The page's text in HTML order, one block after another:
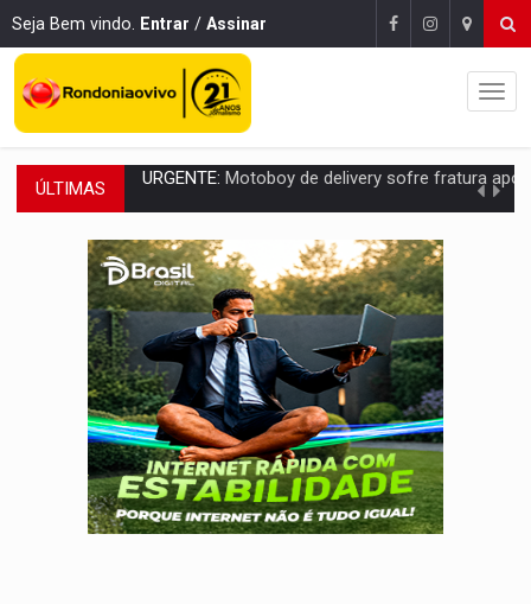
Seja Bem vindo. Entrar / Assinar
ÚLTIMAS ELEIÇÕES 2026:Ulisses Guimarães e as nuvens no céu de Rondônia –
DECISÃO REVISADA: Nunes Marques reduz pena de Acir Gurgacz e declara
CONEXÃO RONDONIAOVIVO:Museólogo Antônio Ocampo lança livro
ELEIÇÕES 2026: Patrimônio de candidata a deputada federal do PL salta R$ 1
VÍDEO: Quadrilha é flagrada com cerca de 200 porções
BAIRRO TEIXEIRÃO:MPF cobra regularização fundiária da
SUCESSO NA ABERTURA:2ª Feira Rondônia Empreendedora segue no Espaço
REESTRUTURAÇÃO:Secretário da Seinfra de Porto Velho pede